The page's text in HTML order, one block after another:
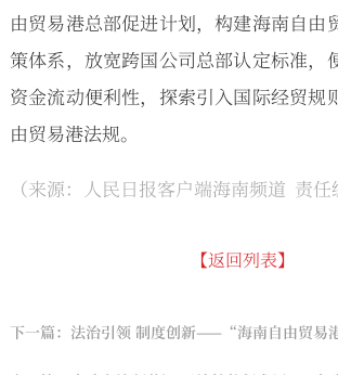
由贸易港总部促进计划，构建海南自由
策体系，放宽跨国公司总部认定标准，
资金流动便利性，探索引入国际经贸规
由贸易港法规。
（来源：人民日报客户端海南频道 责任
【返回列表】